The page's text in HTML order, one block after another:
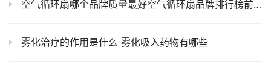
空气循环扇哪个品牌质量最好空气循环扇品牌排行榜前十名
雾化治疗的作用是什么 雾化吸入药物有哪些